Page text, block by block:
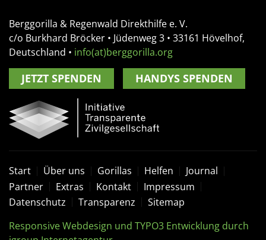
Berggorilla & Regenwald Direkthilfe e. V.
c/o Burkhard Bröcker • Jüdenweg 3 • 33161 Hövelhof,
Deutschland • info(at)berggorilla.org
JETZT SPENDEN HANDYS SPENDEN
Start Über uns Gorillas Helfen
Journal
Partner
Extras Kontakt
Impressum
Datenschutz
Transparenz
Sitemap
Responsive Webdesign und TYPO3 Entwicklung durch